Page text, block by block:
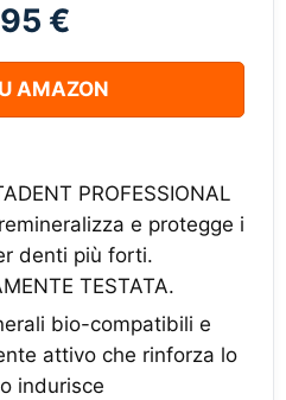
€
AMAZON
PROFESSIONAL
e protegge i
denti più forti.
TESTATA.
bio-compatibili e
attivo che rinforza lo
indurisce